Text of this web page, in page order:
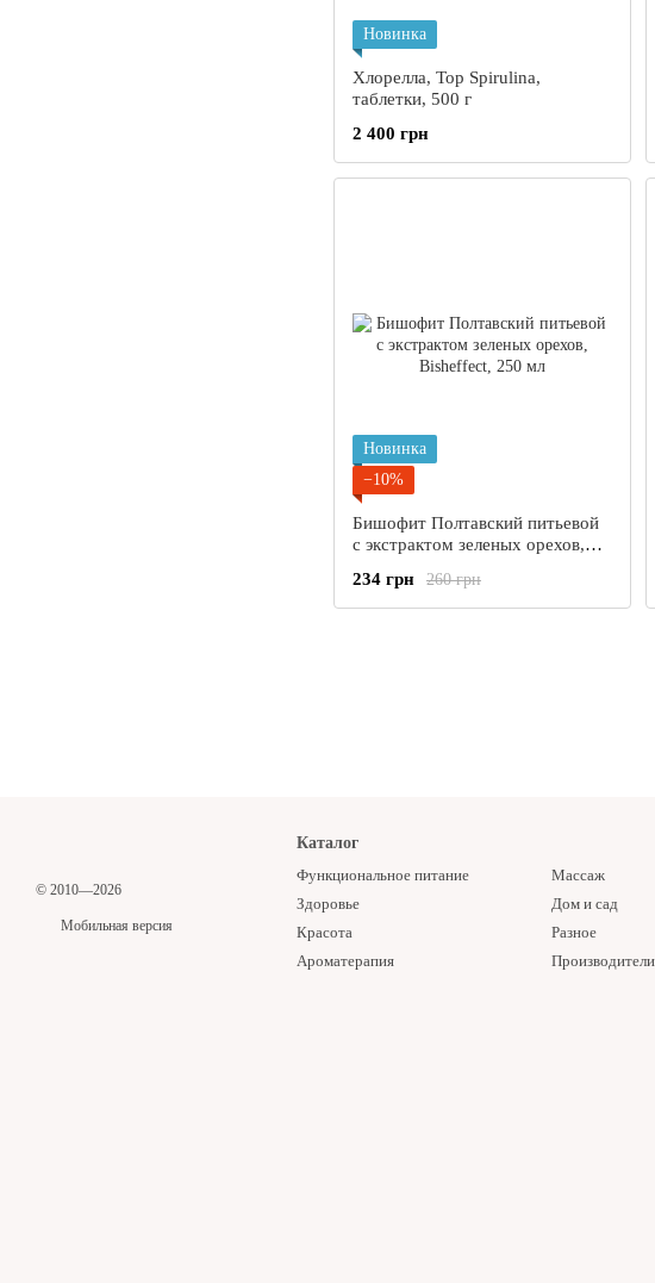
Новинка
Хлорелла, Top Spirulina,
таблетки, 500 г
2 400 грн
Новинка
−10%
Бишофит Полтавский питьевой
с экстрактом зеленых орехов,
260 грн
234 грн
© 2010—2026
Мобильная версия
Каталог
Функциональное питание
Здоровье
Красота
Ароматерапия
Массаж
Дом и сад
Разное
Производители